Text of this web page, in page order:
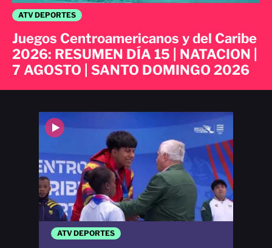
ATV DEPORTES
Juegos Centroamericanos y del Caribe
2026: RESUMEN DÍA 15 | NATACION |
7 AGOSTO | SANTO DOMINGO 2026
ATV DEPORTES